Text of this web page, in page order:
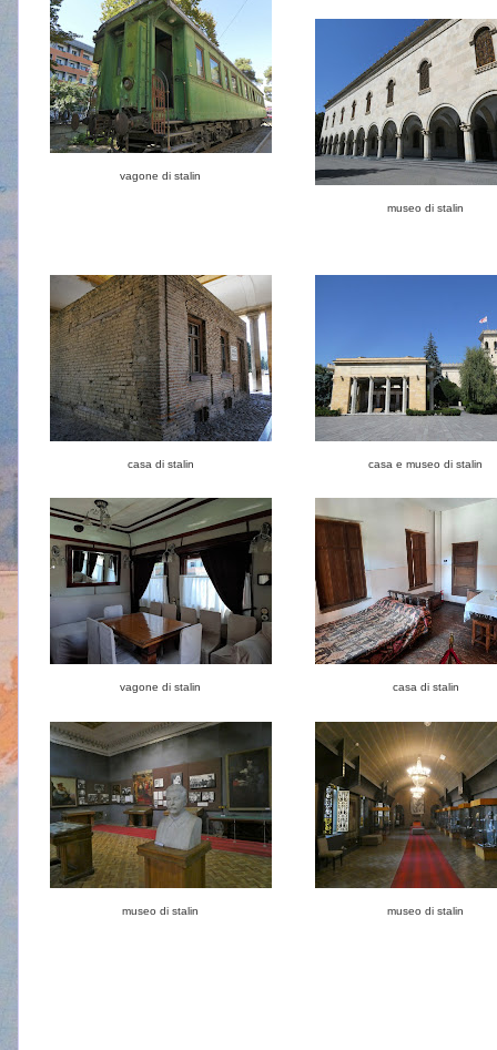
vagone di stalin
museo di stalin
casa di stalin casa e museo di stalin
vagone di stalin casa di stalin
museo di stalin museo di stalin